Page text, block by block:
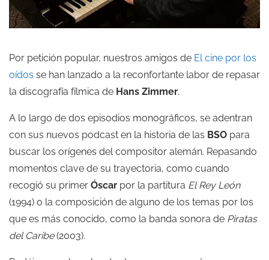
Por petición popular, nuestros amigos de El cine por los
oídos se han lanzado a la reconfortante labor de repasar
la discografía fílmica de Hans Zimmer.
A lo largo de dos episodios monográficos, se adentran
con sus nuevos podcast en la historia de las BSO para
buscar los orígenes del compositor alemán. Repasando
momentos clave de su trayectoria, como cuando
recogió su primer Óscar por la partitura El Rey León
(1994) o la composición de alguno de los temas por los
que es más conocido, como la banda sonora de Piratas
del Caribe(2003).